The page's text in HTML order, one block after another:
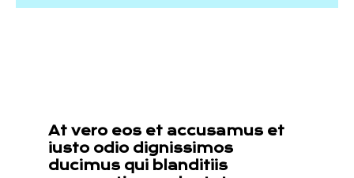
At vero eos et accusamus et
iusto odio dignissimos
ducimus qui blanditiis